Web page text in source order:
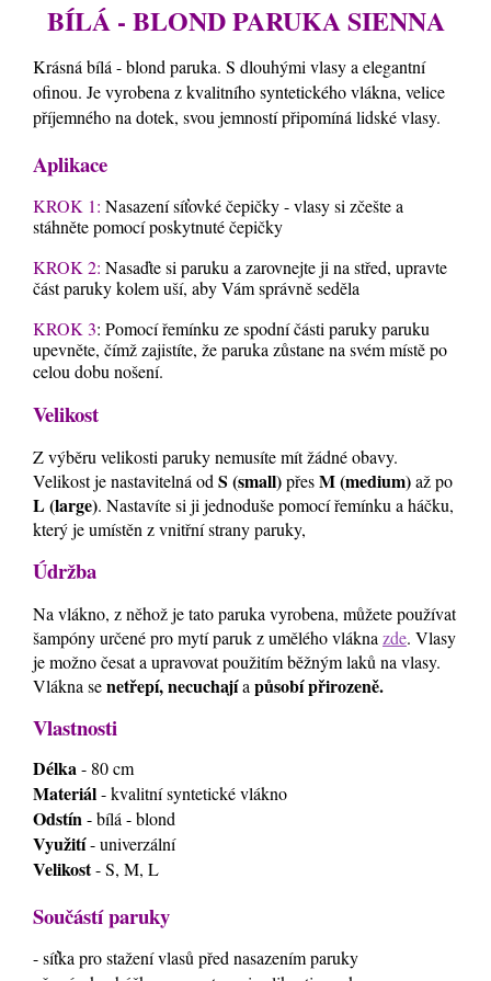
BÍLÁ - BLOND PARUKA SIENNA
Krásná bílá - blond paruka. S dlouhými vlasy a elegantní
ofinou. Je vyrobena z kvalitního syntetického vlákna, velice
příjemného na dotek, svou jemností připomíná lidské vlasy.
Aplikace
KROK 1: Nasazení síťovké čepičky - vlasy si zčešte a
stáhněte pomocí poskytnuté čepičky
KROK 2: Nasaďte si paruku a zarovnejte ji na střed, upravte
část paruky kolem uší, aby Vám správně seděla
KROK 3: Pomocí řemínku ze spodní části paruky paruku
upevněte, čímž zajistíte, že paruka zůstane na svém místě po
celou dobu nošení.
Velikost
Z výběru velikosti paruky nemusíte mít žádné obavy.
Velikost je nastavitelná od S (small)přesM (medium)až po
L (large). Nastavíte si ji jednoduše pomocí řemínku a háčku,
který je umístěn z vnitřní strany paruky,
Údržba
Na vlákno, z něhož je tato paruka vyrobena, můžete používat
šampóny určené pro mytí paruk z umělého vláknazde. Vlasy
je možno česat a upravovat použitím běžným laků na vlasy.
Vlákna senetřepí, necuchajíapůsobí přirozeně.
Vlastnosti
Délka- 80 cm
Materiál- kvalitní syntetické vlákno
Odstín- bílá - blond
Využití- univerzální
Velikost- S, M, L
Součástí paruky
- síťka pro stažení vlasů před nasazením paruky